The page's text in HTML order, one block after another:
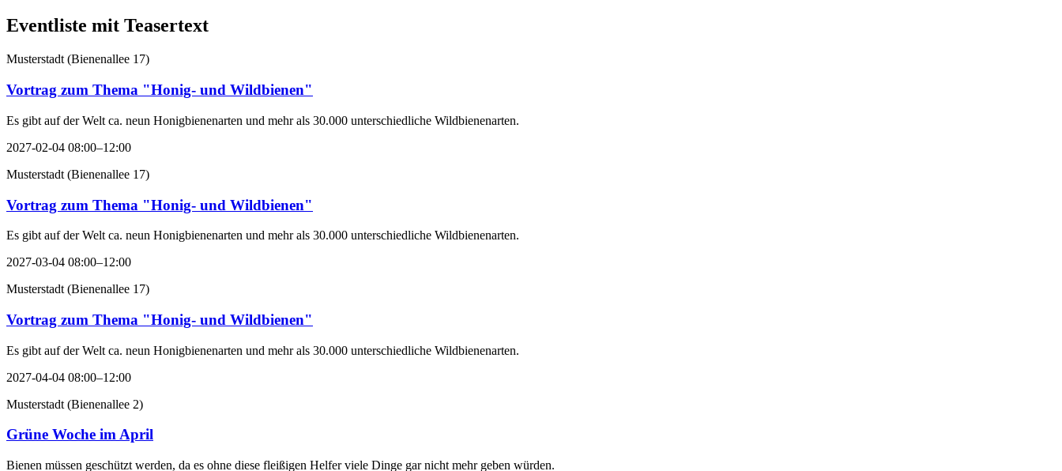
Eventliste mit Teasertext
Musterstadt (Bienenallee 17)
Vortrag zum Thema "Honig- und Wildbienen"
Es gibt auf der Welt ca. neun Honigbienenarten und mehr als 30.000 unterschiedliche Wildbienenarten.
2027-02-04 08:00–12:00
Musterstadt (Bienenallee 17)
Vortrag zum Thema "Honig- und Wildbienen"
Es gibt auf der Welt ca. neun Honigbienenarten und mehr als 30.000 unterschiedliche Wildbienenarten.
2027-03-04 08:00–12:00
Musterstadt (Bienenallee 17)
Vortrag zum Thema "Honig- und Wildbienen"
Es gibt auf der Welt ca. neun Honigbienenarten und mehr als 30.000 unterschiedliche Wildbienenarten.
2027-04-04 08:00–12:00
Musterstadt (Bienenallee 2)
Grüne Woche im April
Bienen müssen geschützt werden, da es ohne diese fleißigen Helfer viele Dinge gar nicht mehr geben würden.